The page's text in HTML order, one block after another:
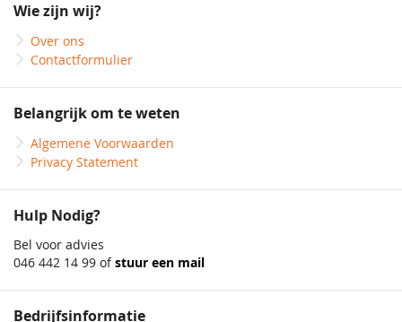
nieuwsbrief
Wie zijn wij?
Over ons
Contactformulier
Belangrijk om te weten
Algemene Voorwaarden
Privacy Statement
Hulp Nodig?
Bel voor advies
046 442 14 99 ofstuur een mail
Bedrijfsinformatie